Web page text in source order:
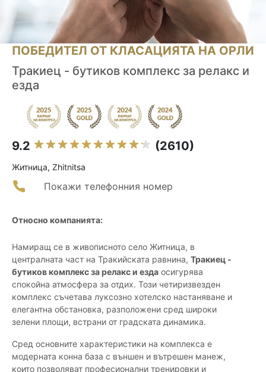
ПОБЕДИТЕЛ ОТ КЛАСАЦИЯТА НА ОРЛИ
Тракиец - бутиков комплекс за релакс и
езда
9.2 (2610)
Житница, Zhitnitsa
Покажи телефонния номер
Относно компанията:
Намиращ се в живописното село Житница, в
централната част на Тракийската равнина, Тракиец -
бутиков комплекс за релакс и езда осигурява
спокойна атмосфера за отдих. Този четиризвезден
комплекс съчетава луксозно хотелско настаняване и
елегантна обстановка, разположени сред широки
зелени площи, встрани от градската динамика.
Сред основните характеристики на комплекса е
модерната конна база с външен и вътрешен манеж,
които позволяват професионални тренировки и